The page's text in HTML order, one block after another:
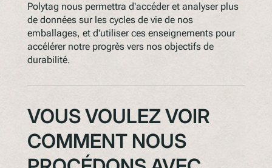
Polytag nous permettra d'accéder et analyser plus
de données sur les cycles de vie de nos
emballages, et d'utiliser ces enseignements pour
accélérer notre progrès vers nos objectifs de
durabilité.
VOUS VOULEZ VOIR
COMMENT NOUS